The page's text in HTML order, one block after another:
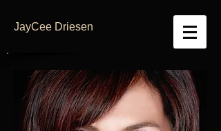
JayCee Driesen